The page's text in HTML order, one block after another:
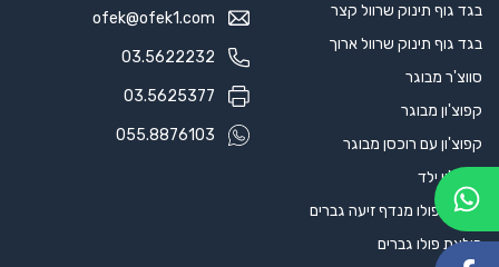
בגד גוף תינוק שרוול קצר
בגד גוף תינוק שרוול ארוך
סווצ'ר מבוגר
קפוצ'ון מבוגר
קפוצ'ון עם רוכסן מבוגר
קפוצ'ון ילד
חולצת פולו מנדף זיעה גברים
חולצת פולו גברים
ofek@ofek1.com
03.5622232
03.5625377
055.8876103